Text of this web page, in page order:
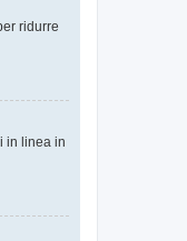
ridurre
in linea in